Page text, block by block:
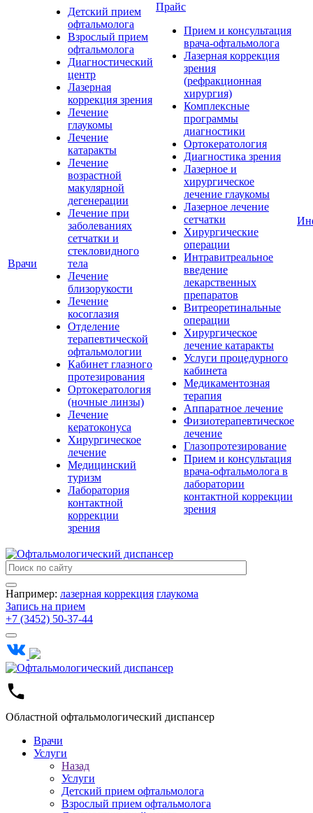
Врачи
Детский прием
офтальмолога
Взрослый прием
офтальмолога
Диагностический
центр
Лазерная
коррекция зрения
Лечение
глаукомы
Лечение
катаракты
Лечение
возрастной
макулярной
дегенерации
Лечение при
заболеваниях
сетчатки и
стекловидного
тела
Лечение
близорукости
Лечение
косоглазия
Отделение
терапевтической
офтальмологии
Кабинет глазного
протезирования
Ортокератология
(ночные линзы)
Лечение
кератоконуса
Хирургическое
лечение
Медицинский
туризм
Лаборатория
контактной
коррекции
зрения
Прайс
Прием и консультация
врача-офтальмолога
Лазерная коррекция
зрения
(рефракционная
хирургия)
Комплексные
программы
диагностики
Ортокератология
Диагностика зрения
Лазерное и
хирургическое
лечение глаукомы
Лазерное лечение
сетчатки
Хирургические
операции
Интравитреальное
введение
лекарственных
препаратов
Витреоретинальные
операции
Хирургическое
лечение катаракты
Услуги процедурного
кабинета
Медикаментозная
терапия
Аппаратное лечение
Физиотерапевтическое
лечение
Глазопротезирование
Прием и консультация
врача-офтальмолога в
лаборатории
контактной коррекции
зрения
Например: лазерная коррекция глаукома
Запись на прием
+7 (3452) 50-37-44
Областной офтальмологический диспансер
Врачи
Услуги
Назад
Услуги
Детский прием офтальмолога
Взрослый прием офтальмолога